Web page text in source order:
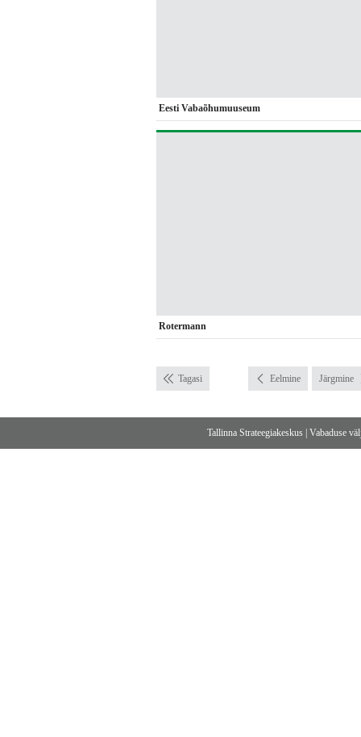
Eesti Vabaõhumuuseum
Rotermann
Tagasi Eelmine Järgmine
Tallinna Strateegiakeskus Vabaduse